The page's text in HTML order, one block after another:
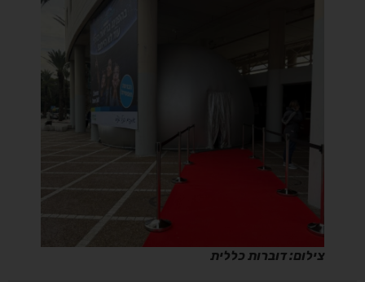
צילום: דוברות כללית